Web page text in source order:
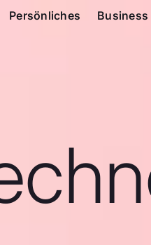
Persönliches Business